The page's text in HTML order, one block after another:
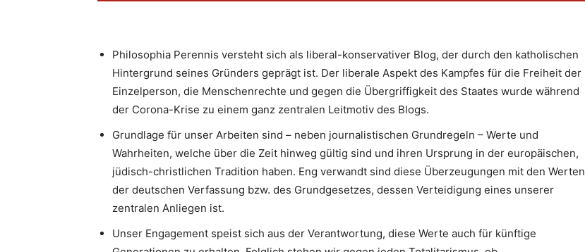
Philosophia Perennis versteht sich als liberal-konservativer Blog, der durch den katholischen
Hintergrund seines Gründers geprägt ist. Der liberale Aspekt des Kampfes für die Freiheit der
Einzelperson, die Menschenrechte und gegen die Übergriffigkeit des Staates wurde während
der Corona-Krise zu einem ganz zentralen Leitmotiv des Blogs.
Grundlage für unser Arbeiten sind – neben journalistischen Grundregeln – Werte und
Wahrheiten, welche über die Zeit hinweg gültig sind und ihren Ursprung in der europäischen,
jüdisch-christlichen Tradition haben. Eng verwandt sind diese Überzeugungen mit den Werten
der deutschen Verfassung bzw. des Grundgesetzes, dessen Verteidigung eines unserer
zentralen Anliegen ist.
Unser Engagement speist sich aus der Verantwortung, diese Werte auch für künftige